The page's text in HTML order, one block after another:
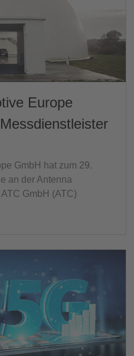
Europe
GmbH hat zum 29.
an der Antenna
GmbH (ATC)